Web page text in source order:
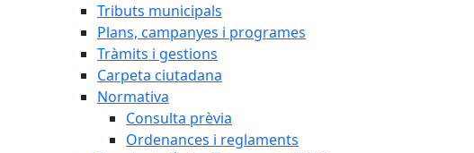
Tributs municipals
Plans, campanyes i programes
Tràmits i gestions
Carpeta ciutadana
Normativa
Consulta prèvia
Ordenances i reglaments